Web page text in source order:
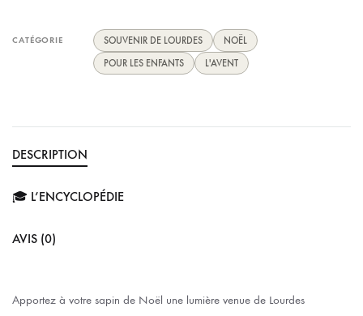
CATÉGORIE SOUVENIR DE LOURDES
NOËL
POUR LES ENFANTS
L'AVENT
DESCRIPTION
🎓 L’ENCYCLOPÉDIE
AVIS (0)
Apportez à votre sapin de Noël une lumière venue de Lourdes